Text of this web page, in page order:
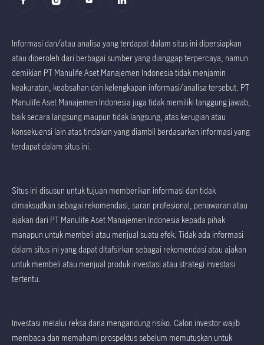
Informasi dan/atau analisa yang terdapat dalam situs ini dipersiapkan
atau diperoleh dari berbagai sumber yang dianggap terpercaya, namun
demikian PT Manulife Aset Manajemen Indonesia tidak menjamin
keakuratan, keabsahan dan kelengkapan informasi/analisa tersebut. PT
Manulife Aset Manajemen Indonesia juga tidak memiliki tanggung jawab,
baik secara langsung maupun tidak langsung, atas kerugian atau
konsekuensi lain atas tindakan yang diambil berdasarkan informasi yang
terdapat dalam situs ini.
Situs ini disusun untuk tujuan memberikan informasi dan tidak
dimaksudkan sebagai rekomendasi, saran profesional, penawaran atau
ajakan dari PT Manulife Aset Manajemen Indonesia kepada pihak
manapun untuk membeli atau menjual suatu efek. Tidak ada informasi
dalam situs ini yang dapat ditafsirkan sebagai rekomendasi atau ajakan
untuk membeli atau menjual produk investasi atau strategi investasi
tertentu.
Investasi melalui reksa dana mengandung risiko. Calon investor wajib
membaca dan memahami prospektus sebelum memutuskan untuk